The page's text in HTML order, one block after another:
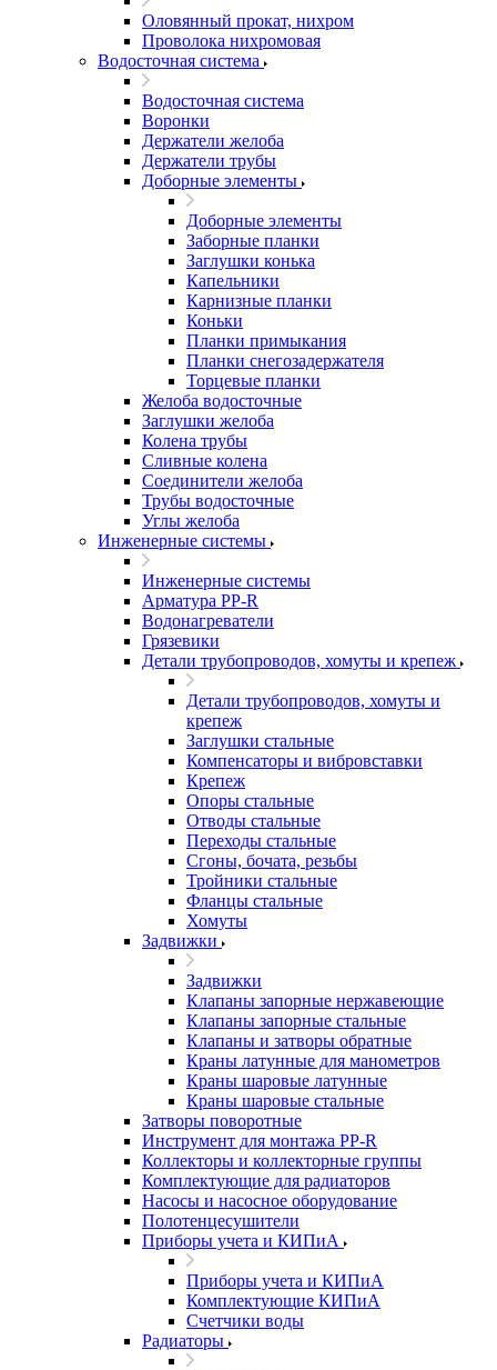
Оловянный прокат, нихром
Проволока нихромовая
Водосточная система
Водосточная система
Воронки
Держатели желоба
Держатели трубы
Доборные элементы
Доборные элементы
Заборные планки
Заглушки конька
Капельники
Карнизные планки
Коньки
Планки примыкания
Планки снегозадержателя
Торцевые планки
Желоба водосточные
Заглушки желоба
Колена трубы
Сливные колена
Соединители желоба
Трубы водосточные
Углы желоба
Инженерные системы
Инженерные системы
Арматура PP-R
Водонагреватели
Грязевики
Детали трубопроводов, хомуты и крепеж
Детали трубопроводов, хомуты и
крепеж
Заглушки стальные
Компенсаторы и вибровставки
Крепеж
Опоры стальные
Отводы стальные
Переходы стальные
Сгоны, бочата, резьбы
Тройники стальные
Фланцы стальные
Хомуты
Задвижки
Задвижки
Клапаны запорные нержавеющие
Клапаны запорные стальные
Клапаны и затворы обратные
Краны латунные для манометров
Краны шаровые латунные
Краны шаровые стальные
Затворы поворотные
Инструмент для монтажа PP-R
Коллекторы и коллекторные группы
Комплектующие для радиаторов
Насосы и насосное оборудование
Полотенцесушители
Приборы учета и КИПиА
Приборы учета и КИПиА
Комплектующие КИПиА
Счетчики воды
Радиаторы